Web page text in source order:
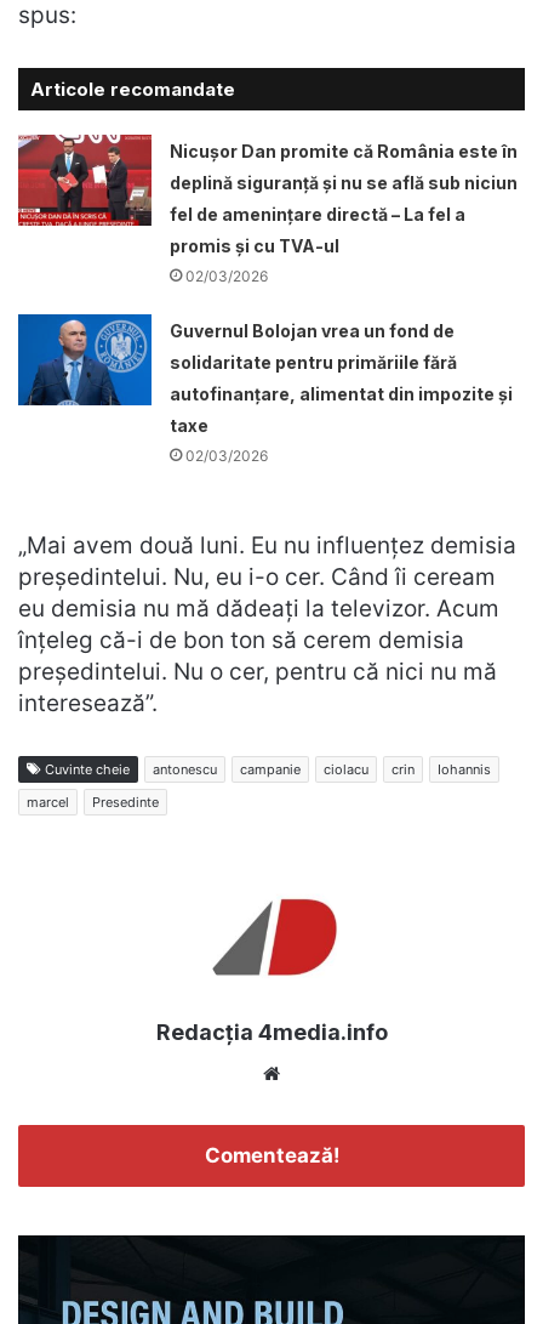
spus:
Articole recomandate
Nicușor Dan promite că România este în
deplină siguranță și nu se află sub niciun
fel de amenințare directă – La fel a
promis și cu TVA-ul
02/03/2026
Guvernul Bolojan vrea un fond de
solidaritate pentru primăriile fără
autofinanțare, alimentat din impozite și
taxe
02/03/2026
„Mai avem două luni. Eu nu influenţez demisia
preşedintelui. Nu, eu i-o cer. Când îi ceream
eu demisia nu mă dădeaţi la televizor. Acum
înţeleg că-i de bon ton să cerem demisia
preşedintelui. Nu o cer, pentru că nici nu mă
interesează”.
Cuvinte cheie antonescu campanie ciolacu crin
Iohannis
marcel
Presedinte
Redacția 4media.info
Comentează!